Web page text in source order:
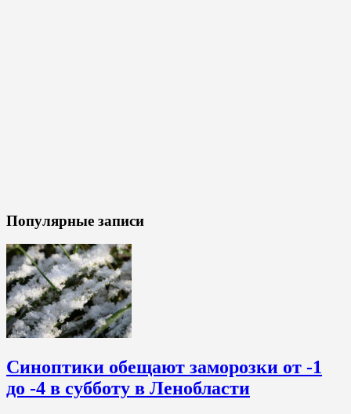
Популярные записи
Синоптики обещают заморозки от -1
до -4 в субботу в Ленобласти